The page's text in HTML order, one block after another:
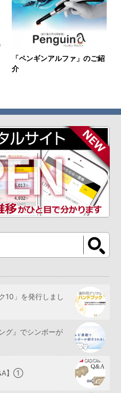
「ペンギンアルファ」のご紹
介
10」を発行しまし
グ』でシンボーが
】①